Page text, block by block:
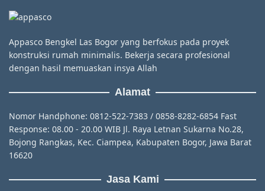
Appasco Bengkel Las Bogor yang berfokus pada proyek
konstruksi rumah minimalis. Bekerja secara profesional
dengan hasil memuaskan insya Allah
Alamat
Nomor Handphone: 0812-522-7383 / 0858-8282-6854 Fast
Response: 08.00 - 20.00 WIB Jl. Raya Letnan Sukarna No.28,
Bojong Rangkas, Kec. Ciampea, Kabupaten Bogor, Jawa Barat
16620
Jasa Kami